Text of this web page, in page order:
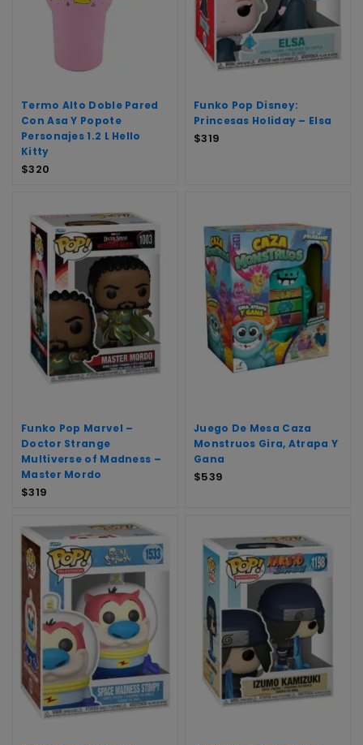
Termo Alto Doble Pared
Con Asa Y Popote
Personajes 1.2 L Hello
Kitty
$320
Funko Pop Disney:
Princesas Holiday – Elsa
$319
Funko Pop Marvel –
Doctor Strange
Multiverse of Madness –
Master Mordo
$319
Juego De Mesa Caza
Monstruos Gira, Atrapa Y
Gana
$539